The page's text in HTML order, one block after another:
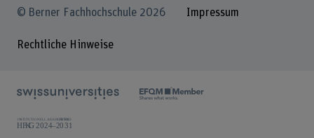
© Berner Fachhochschule 2026 Impressum
Rechtliche Hinweise